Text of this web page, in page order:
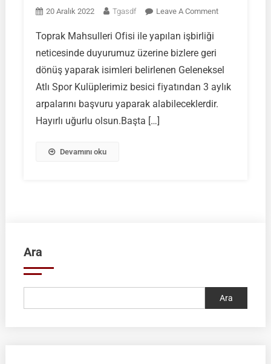
20 Aralık 2022 Tgasdf Leave A CommentOn
İŞBİRLİĞİ
Toprak Mahsulleri Ofisi ile yapılan işbirliği
neticesinde duyurumuz üzerine bizlere geri
dönüş yaparak isimleri belirlenen Geleneksel
Atlı Spor Kulüplerimiz besici fiyatından 3 aylık
arpalarını başvuru yaparak alabileceklerdir.
Hayırlı uğurlu olsun.Başta […]
Devamını oku
Ara
Ara